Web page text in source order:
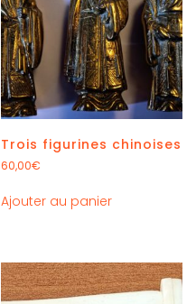
Trois figurines chinoises
60,00€
Ajouter au panier